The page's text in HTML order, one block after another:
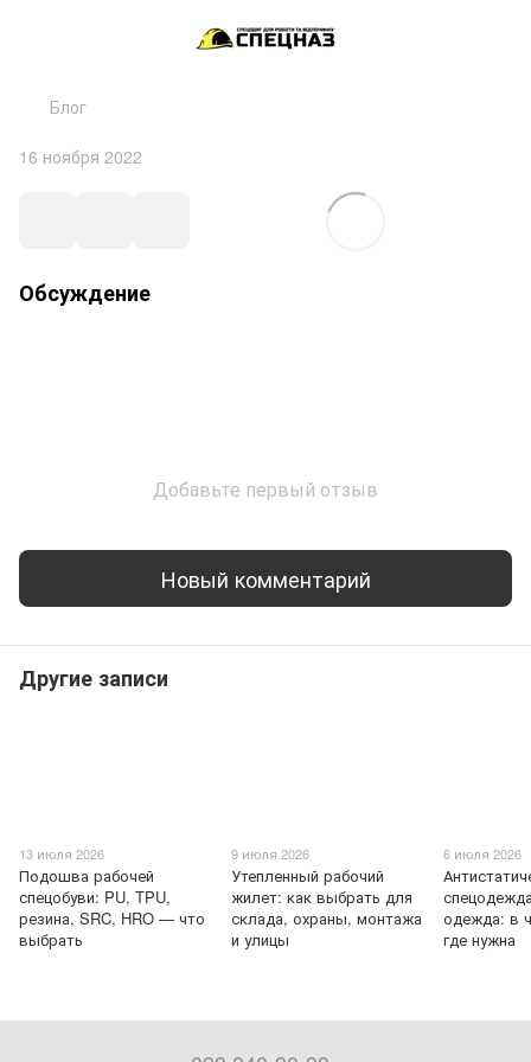
Блог
16 ноября 2022
Обсуждение
Добавьте первый отзыв
Новый комментарий
Другие записи
13 июля 2026
Подошва рабочей
спецобуви: PU, TPU,
резина, SRC, HRO — что
выбрать
9 июля 2026
Утепленный рабочий
жилет: как выбрать для
склада, охраны, монтажа
и улицы
6 июля 2026
одежда: в
где нужна